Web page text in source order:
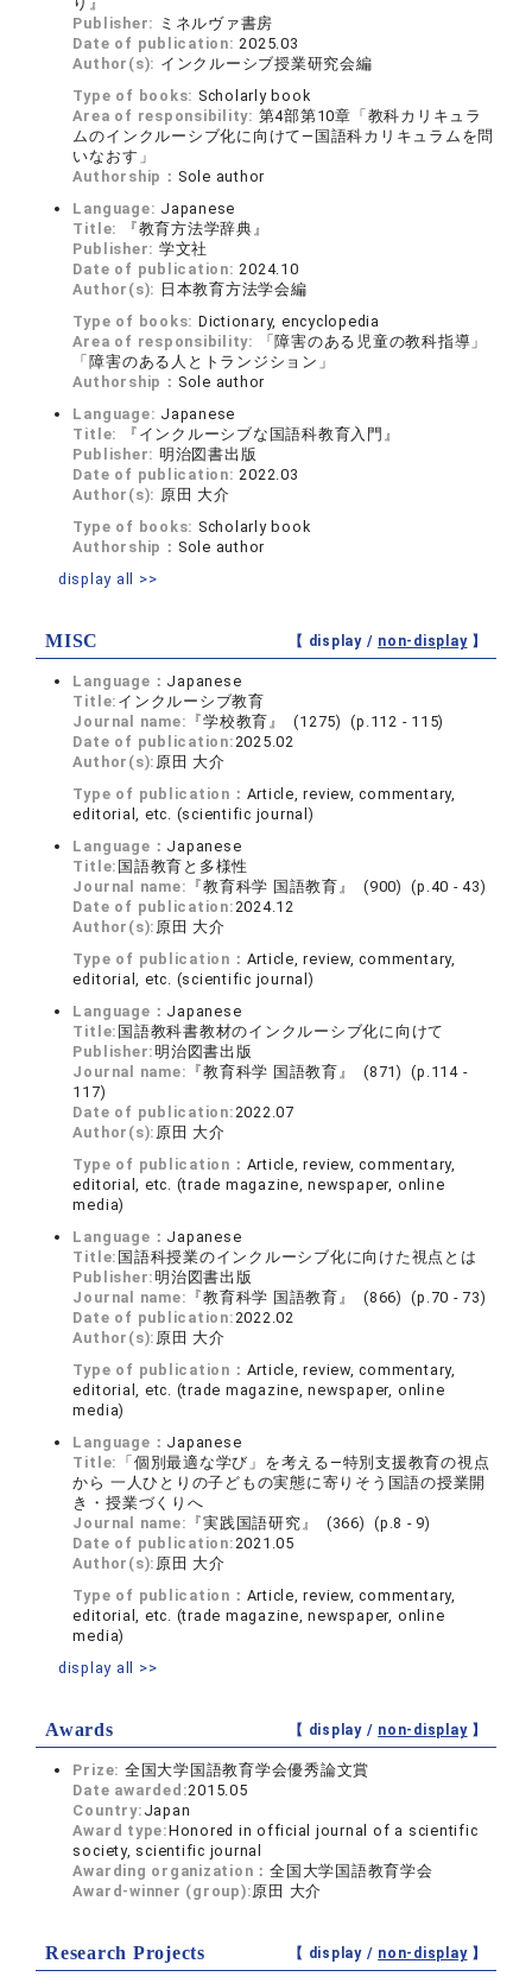
Publisher: ミネルヴァ書房
Date of publication:2025.03
Author(s): インクルーシブ授業研究会編
Type of books: Scholarly book
Area of responsibility: 第4部第10章「教科カリキュラ
ムのインクルーシブ化に向けて―国語科カリキュラムを問
いなおす」
Authorship： Sole author
Language: Japanese
Title:
『教育方法学辞典』
Publisher: 学文社
Date of publication:2024.10
Author(s): 日本教育方法学会編
Type of books: Dictionary, encyclopedia
Area of responsibility:
「障害のある児童の教科指導」
「障害のある人とトランジション」
Authorship： Sole author
Language: Japanese
Title:
『インクルーシブな国語科教育入門』
Publisher: 明治図書出版
Date of publication:2022.03
Author(s): 原田 大介
Type of books: Scholarly book
Authorship： Sole author
display all >>
MISC 【 display / non-display】
Language： Japanese
Title: インクルーシブ教育
Journal name: 『学校教育』 (1275) (p.112 - 115)
Date of publication:2025.02
Author(s): 原田 大介
Type of publication： Article, review, commentary,
editorial, etc. (scientific journal)
Language： Japanese
Title: 国語教育と多様性
Journal name: 『教育科学 国語教育』 (900) (p.40 - 43)
Date of publication:2024.12
Author(s): 原田 大介
Type of publication： Article, review, commentary,
editorial, etc. (scientific journal)
Language： Japanese
Title: 国語教科書教材のインクルーシブ化に向けて
Publisher:明治図書出版
Journal name: 『教育科学 国語教育』 (871) (p.114 -
117)
Date of publication:2022.07
Author(s): 原田 大介
Type of publication： Article, review, commentary,
editorial, etc. (trade magazine, newspaper, online
media)
Language： Japanese
Title: 国語科授業のインクルーシブ化に向けた視点とは
Publisher:明治図書出版
Journal name: 『教育科学 国語教育』 (866) (p.70 - 73)
Date of publication:2022.02
Author(s): 原田 大介
Type of publication： Article, review, commentary,
editorial, etc. (trade magazine, newspaper, online
media)
Language： Japanese
Title: 「個別最適な学び」を考える―特別支援教育の視点
から 一人ひとりの子どもの実態に寄りそう国語の授業開
き・授業づくりへ
Journal name: 『実践国語研究』 (366) (p.8 - 9)
Date of publication:2021.05
Author(s): 原田 大介
Type of publication： Article, review, commentary,
editorial, etc. (trade magazine, newspaper, online
media)
display all >>
Awards 【 display / non-display】
Prize: 全国大学国語教育学会優秀論文賞
Date awarded:2015.05
Country: Japan
Award type:Honored in official journal of a scientific
society, scientific journal
Awarding organization：全国大学国語教育学会
Award-winner (group):原田 大介
Research Projects 【 display / non-display】